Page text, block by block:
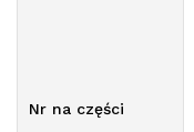
Nr na części